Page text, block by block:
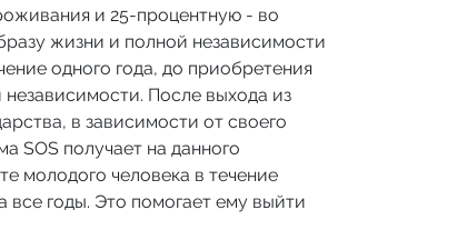
и 25-процентную - во
жизни и полной независимости
одного года, до приобретения
После выхода из
в зависимости от своего
SOS получает на данного
молодого человека в течение
все годы. Это помогает ему выйти